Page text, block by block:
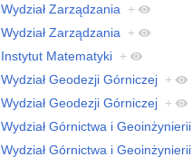
Wydział Zarządzania
+
Wydział Zarządzania
+
Instytut Matematyki +
Wydział Geodezji Górniczej +
Wydział Geodezji Górniczej +
Wydział Górnictwa i Geoinżynierii
Wydział Górnictwa i Geoinżynierii